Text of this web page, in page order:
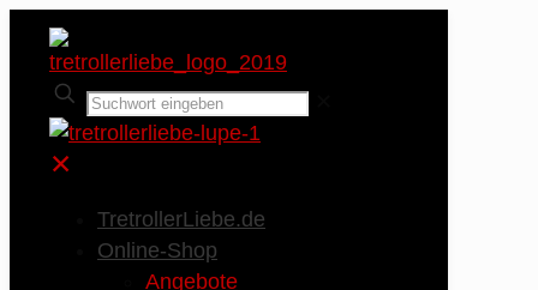
✕
TretrollerLiebe.de
Online-Shop
Angebote